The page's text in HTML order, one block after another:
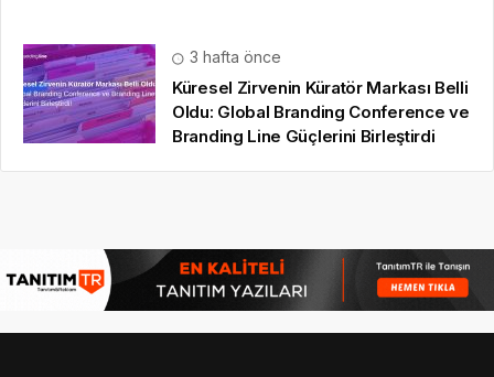
3 hafta önce
Küresel Zirvenin Küratör Markası Belli
Oldu: Global Branding Conference ve
Branding Line Güçlerini Birleştirdi